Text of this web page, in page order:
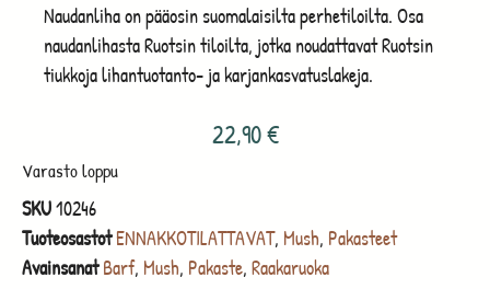
Naudanliha on pääosin suomalaisilta perhetiloilta. Osa
naudanlihasta Ruotsin tiloilta, jotka noudattavat Ruotsin
tiukkoja lihantuotanto- ja karjankasvatuslakeja.
22,90€
Varasto loppu
SKU10246
TuoteosastotENNAKKOTILATTAVAT, Mush, Pakasteet
Avainsanat Barf, Mush, Pakaste, Raakaruoka